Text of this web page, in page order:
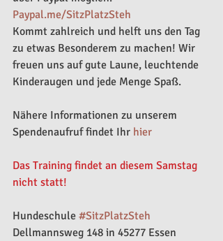
Paypal.me/SitzPlatzSteh
Kommt zahlreich und helft uns den Tag
zu etwas Besonderem zu machen! Wir
freuen uns auf gute Laune, leuchtende
Kinderaugen und jede Menge Spaß.
Nähere Informationen zu unserem
Spendenaufruf findet Ihr hier
Das Training findet an diesem Samstag
nicht statt!
Hundeschule #SitzPlatzSteh
Dellmannsweg 148 in 45277 Essen